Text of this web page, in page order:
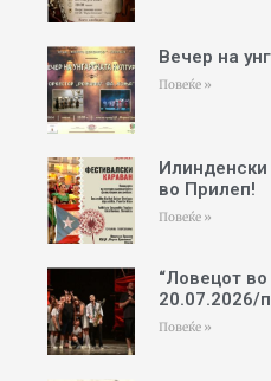
Вечер на
Повеќе »
во Прилеп!
Повеќе »
“Ловецот
20.07.2026/
Повеќе »